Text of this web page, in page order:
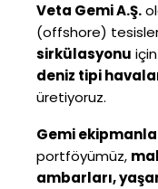
Veta Gemi A.Ş.
(offshore)
sirkülasyonu
deniz tipi
üretiyoruz.
Gemi
portföyümüz,
ambarları,